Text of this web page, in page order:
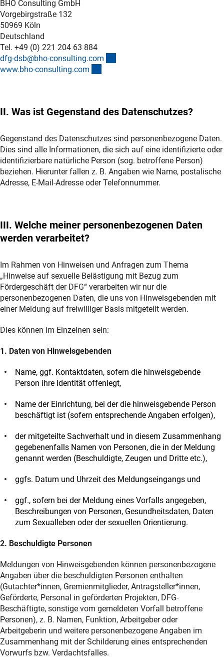
BHO Consulting GmbH
Vorgebirgstraße 132
50969 Köln
Deutschland
Tel. +49 (0) 221 204 63 884
dfg-dsb@bho-consulting.com
www.bho-consulting.com
II. Was ist Gegenstand des Datenschutzes?
Gegenstand des Datenschutzes sind personenbezogene Daten.
Dies sind alle Informationen, die sich auf eine identifizierte oder
identifizierbare natürliche Person (sog. betroffene Person)
beziehen. Hierunter fallen z. B. Angaben wie Name, postalische
Adresse, E-Mail-Adresse oder Telefonnummer.
III. Welche meiner personenbezogenen Daten
werden verarbeitet?
Im Rahmen von Hinweisen und Anfragen zum Thema
„Hinweise auf sexuelle Belästigung mit Bezug zum
Fördergeschäft der DFG“ verarbeiten wir nur die
personenbezogenen Daten, die uns von Hinweisgebenden mit
einer Meldung auf freiwilliger Basis mitgeteilt werden.
Dies können im Einzelnen sein:
1. Daten von Hinweisgebenden
Name, ggf. Kontaktdaten, sofern die hinweisgebende
Person ihre Identität offenlegt,
Name der Einrichtung, bei der die hinweisgebende Person
beschäftigt ist (sofern entsprechende Angaben erfolgen),
der mitgeteilte Sachverhalt und in diesem Zusammenhang
gegebenenfalls Namen von Personen, die in der Meldung
genannt werden (Beschuldigte, Zeugen und Dritte etc.),
ggfs. Datum und Uhrzeit des Meldungseingangs und
ggf., sofern bei der Meldung eines Vorfalls angegeben,
Beschreibungen von Personen, Gesundheitsdaten, Daten
zum Sexualleben oder der sexuellen Orientierung.
2. Beschuldigte Personen
Meldungen von Hinweisgebenden können personenbezogene
Angaben über die beschuldigten Personen enthalten
(Gutachter*innen, Gremienmitglieder, Antragsteller*innen,
Geförderte, Personal in geförderten Projekten, DFG-
Beschäftigte, sonstige vom gemeldeten Vorfall betroffene
Personen), z. B. Namen, Funktion, Arbeitgeber oder
Arbeitgeberin und weitere personenbezogene Angaben im
Zusammenhang mit der Schilderung eines entsprechenden
Vorwurfs bzw. Verdachtsfalles.